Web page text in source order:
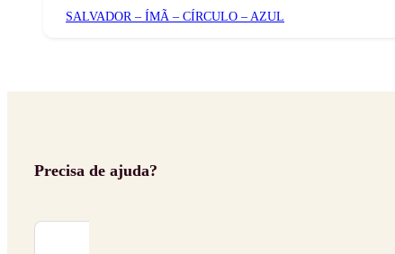
SALVADOR – ÍMÃ – CÍRCULO – AZUL
Precisa de ajuda?